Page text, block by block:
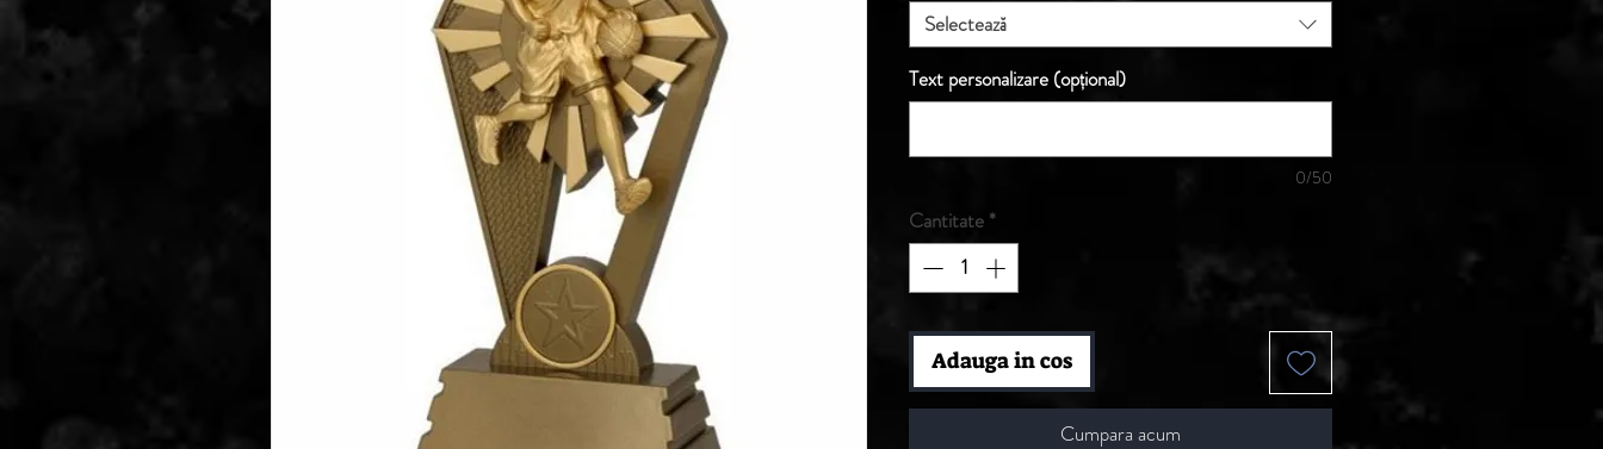
Selectează
Text personalizare (opțional)
0/50
Cantitate *
Adauga in cos
Cumpara acum